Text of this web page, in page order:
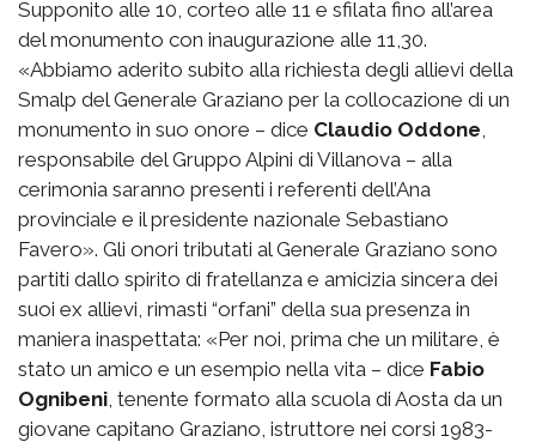
Supponito alle 10, corteo alle 11 e sfilata fino all’area
del monumento con inaugurazione alle 11,30.
«Abbiamo aderito subito alla richiesta degli allievi della
Smalp del Generale Graziano per la collocazione di un
monumento in suo onore – dice Claudio Oddone
responsabile del Gruppo Alpini di Villanova – alla
cerimonia saranno presenti i referenti dell’Ana
provinciale e il presidente nazionale Sebastiano
Favero». Gli onori tributati al Generale Graziano sono
partiti dallo spirito di fratellanza e amicizia sincera dei
suoi ex allievi, rimasti “orfani” della sua presenza in
maniera inaspettata: «Per noi, prima che un militare, è
stato un amico e un esempio nella vita – dice Fabio
Ognibeni , tenente formato alla scuola di Aosta da un
giovane capitano Graziano, istruttore nei corsi 1983-